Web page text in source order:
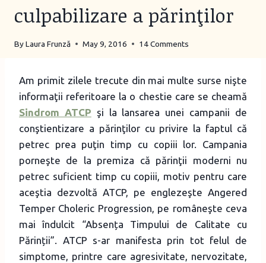
culpabilizare a părinţilor
ByLaura Frunză May 9, 2016 14 Comments
Am primit zilele trecute din mai multe surse nişte
informaţii referitoare la o chestie care se cheamă
Sindrom ATCP şi la lansarea unei campanii de
conştientizare a părinţilor cu privire la faptul că
petrec prea puţin timp cu copiii lor. Campania
porneşte de la premiza că părinţii moderni nu
petrec suficient timp cu copiii, motiv pentru care
aceştia dezvoltă ATCP, pe englezeşte Angered
Temper Choleric Progression, pe româneşte ceva
mai îndulcit “Absența Timpului de Calitate cu
Părinții”. ATCP s-ar manifesta prin tot felul de
simptome, printre care agresivitate, nervozitate,